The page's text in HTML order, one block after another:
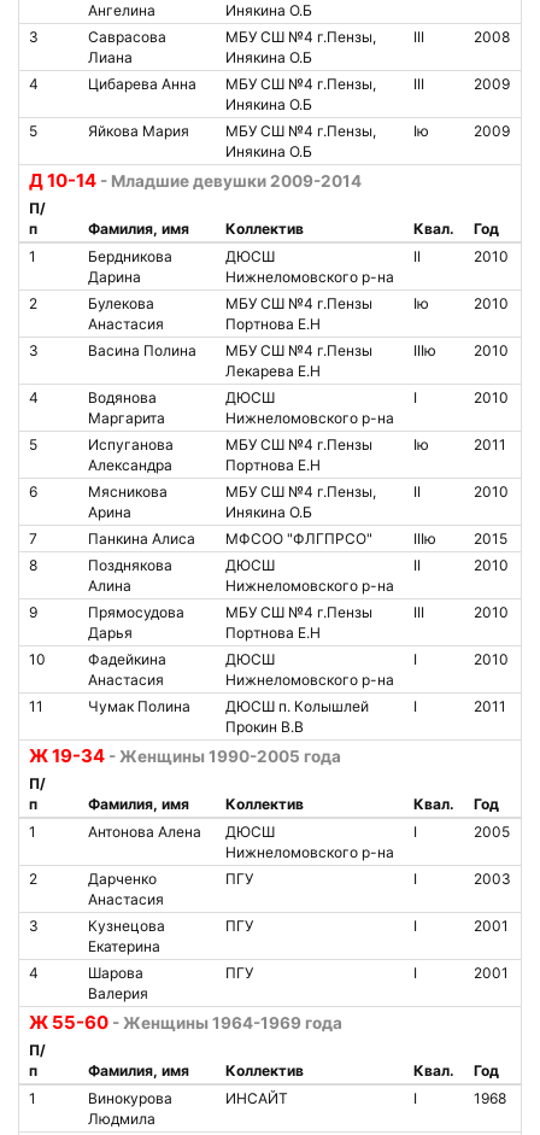
Ангелина
Инякина О.Б
3
Саврасова
Лиана
МБУ СШ №4 г.Пензы,
Инякина О.Б
III 2008
4 Цибарева Анна
МБУ СШ №4 г.Пензы,
Инякина О.Б
III 2009
5 Яйкова Мария
МБУ СШ №4 г.Пензы,
Инякина О.Б
Iю 2009
Д 10-14 - Младшие девушки 2009-2014
П/
п
Фамилия, имя Коллектив Квал.
Год
1
Бердникова
Дарина
ДЮСШ
Нижнеломовского р-на
II 2010
2
Булекова
Анастасия
МБУ СШ №4 г.Пензы
Портнова Е.Н
Iю 2010
3 Васина Полина
МБУ СШ №4 г.Пензы
Лекарева Е.Н
IIIю 2010
4
Водянова
Маргарита
ДЮСШ
Нижнеломовского р-на
I 2010
5
Испуганова
Александра
МБУ СШ №4 г.Пензы
Портнова Е.Н
Iю 2011
6
Мясникова
Арина
МБУ СШ №4 г.Пензы,
Инякина О.Б
II 2010
7 Панкина Алиса МФСОО "ФЛГПРСО" IIIю
2015
8
Позднякова
Алина
ДЮСШ
Нижнеломовского р-на
II 2010
9
Прямосудова
Дарья
МБУ СШ №4 г.Пензы
Портнова Е.Н
III 2010
10
Фадейкина
Анастасия
ДЮСШ
Нижнеломовского р-на
I 2010
11 Чумак Полина
ДЮСШ п. Колышлей
Прокин В.В
I 2011
Ж 19-34 - Женщины 1990-2005 года
П/
п
Фамилия, имя Коллектив Квал.
Год
1
Антонова Алена
ДЮСШ
Нижнеломовского р-на
I 2005
2
Дарченко
Анастасия
ПГУ I 2003
3
Кузнецова
Екатерина
ПГУ I 2001
4
Шарова
Валерия
ПГУ I 2001
Ж 55-60 - Женщины 1964-1969 года
П/
п
Фамилия, имя Коллектив Квал.
Год
1
Винокурова
Людмила
ИНСАЙТ I 1968